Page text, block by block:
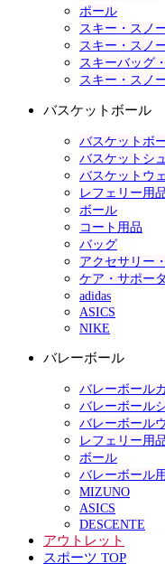
ポール
スキー・スノ
スキー・スノ
スキーバッグ
スキー・スノ
バスケットボール
バスケットボ
バスケットシ
バスケットウ
レフェリー用
ボール
コート用品
バッグ
アクセサリー
ケア・サポー
adidas
ASICS
NIKE
バレーボール
バレーボール
バレーボール
バレーボール
レフェリー用
ボール
バレーボール
MIZUNO
ASICS
DESCENTE
アウトレット
スポーツ TOP